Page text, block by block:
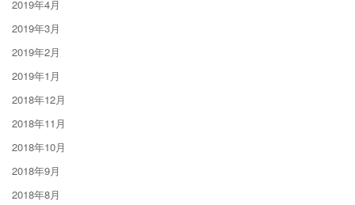
2019年4月
2019年3月
2019年2月
2019年1月
2018年12月
2018年11月
2018年10月
2018年9月
2018年8月